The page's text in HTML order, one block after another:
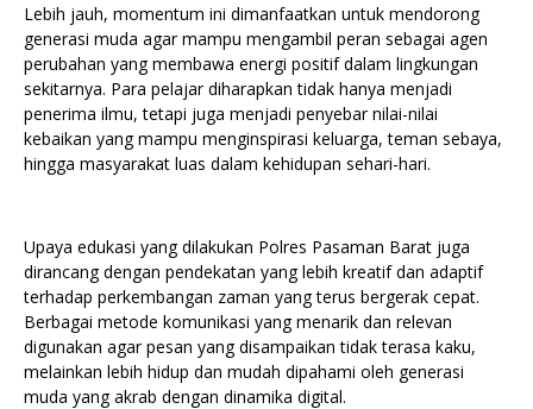
Lebih jauh, momentum ini dimanfaatkan untuk mendorong
generasi muda agar mampu mengambil peran sebagai agen
perubahan yang membawa energi positif dalam lingkungan
sekitarnya. Para pelajar diharapkan tidak hanya menjadi
penerima ilmu, tetapi juga menjadi penyebar nilai-nilai
kebaikan yang mampu menginspirasi keluarga, teman sebaya,
hingga masyarakat luas dalam kehidupan sehari-hari.
Upaya edukasi yang dilakukan Polres Pasaman Barat juga
dirancang dengan pendekatan yang lebih kreatif dan adaptif
terhadap perkembangan zaman yang terus bergerak cepat.
Berbagai metode komunikasi yang menarik dan relevan
digunakan agar pesan yang disampaikan tidak terasa kaku,
melainkan lebih hidup dan mudah dipahami oleh generasi
muda yang akrab dengan dinamika digital.